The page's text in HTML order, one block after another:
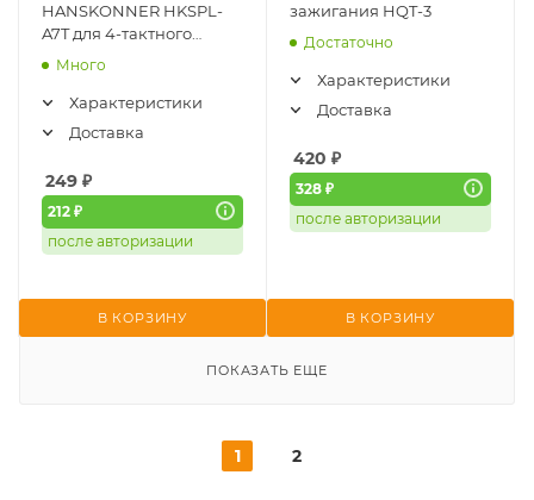
HANSKONNER HKSPL-
A7T для 4-тактного
двигателя, M10*1,
Много
Характеристики
Доставка
249 ₽
212 ₽
после авторизации
В КОРЗИНУ
зажигания HQT-3
Достаточно
Характеристики
Доставка
420 ₽
328 ₽
после авторизации
В КОРЗИНУ
ПОКАЗАТЬ ЕЩЕ
1 2